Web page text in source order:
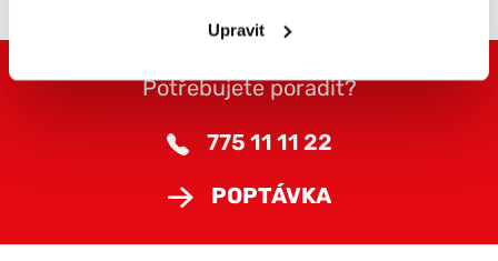
Upravit
Potřebujete poradit?
775 11 11 22
POPTÁVKA